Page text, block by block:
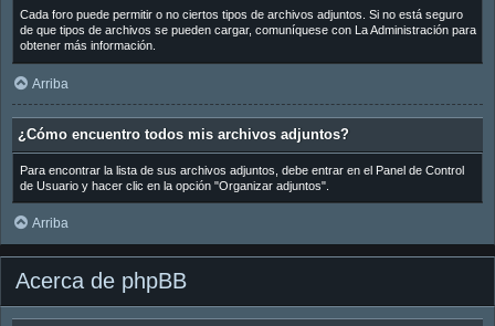
Cada foro puede permitir o no ciertos tipos de archivos adjuntos. Si no está seguro
de que tipos de archivos se pueden cargar, comuníquese con La Administración para
obtener más información.
Arriba
¿Cómo encuentro todos mis archivos adjuntos?
Para encontrar la lista de sus archivos adjuntos, debe entrar en el Panel de Control
de Usuario y hacer clic en la opción "Organizar adjuntos".
Arriba
Acerca de phpBB